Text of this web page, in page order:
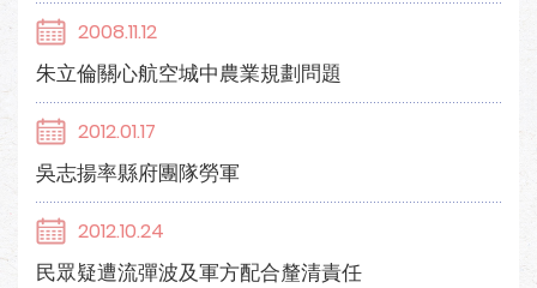
2008.11.12
朱立倫關心航空城中農業規劃問題
2012.01.17
吳志揚率縣府團隊勞軍
2012.10.24
民眾疑遭流彈波及軍方配合釐清責任